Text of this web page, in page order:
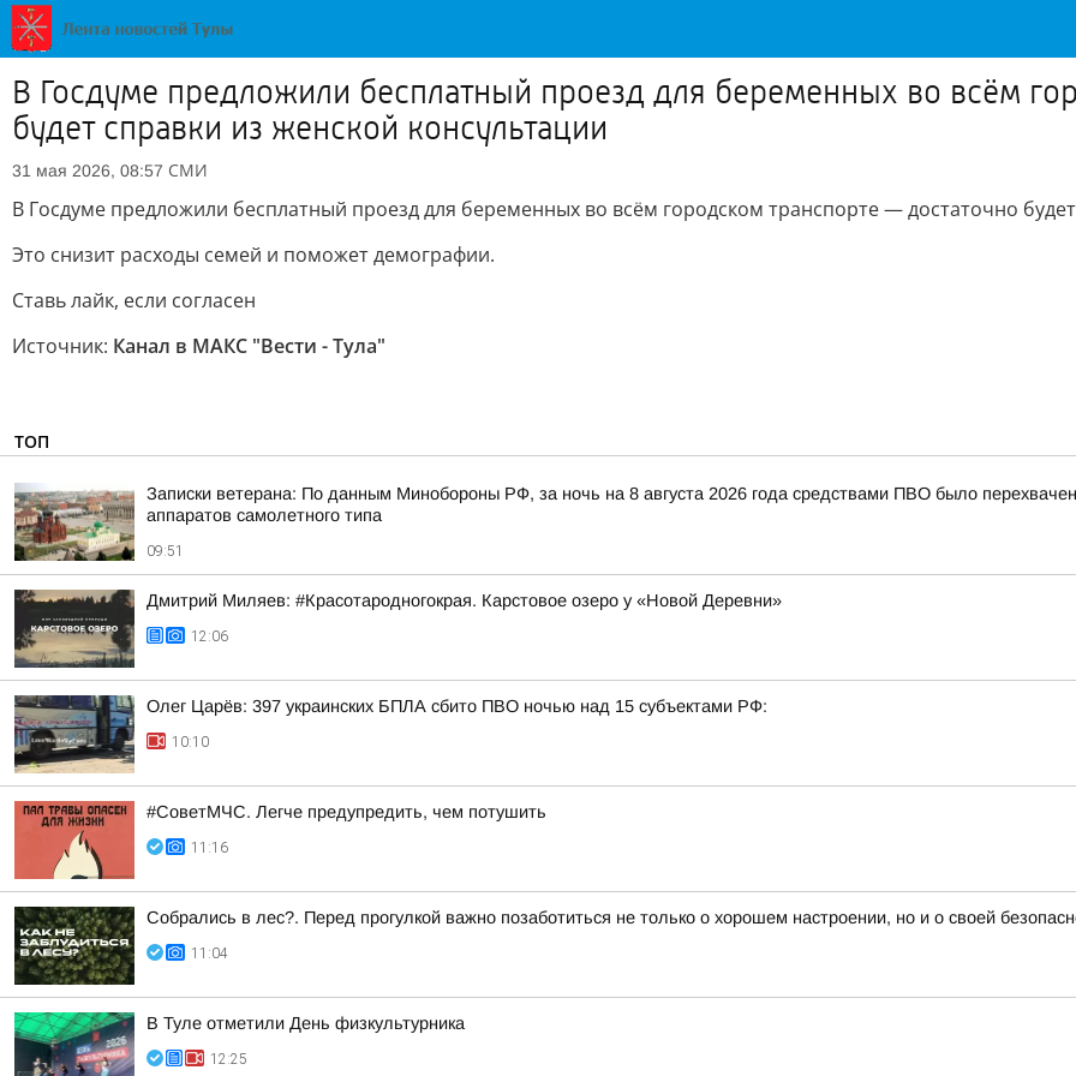
В Госдуме предложили бесплатный проезд для беременных во всём
будет справки из женской консультации
31 мая 2026, 08:57 СМИ
В Госдуме предложили бесплатный проезд для беременных во всём городском транспорте — достаточно
Это снизит расходы семей и поможет демографии.
Ставь лайк, если согласен
Источник: Канал в МАКС "Вести - Тула"
ТОП
Записки ветерана: По данным Минобороны РФ, за ночь на 8 августа 2026 года средствами ПВО было
аппаратов самолетного типа
09:51
Дмитрий Миляев: #Красотародногокрая. Карстовое озеро у «Новой Деревни»
12:06
Олег Царёв: 397 украинских БПЛА сбито ПВО ночью над 15 субъектами РФ:
10:10
#СоветМЧС. Легче предупредить, чем потушить
11:16
Собрались в лес?. Перед прогулкой важно позаботиться не только о хорошем настроении, но и о своей
11:04
В Туле отметили День физкультурника
12:25